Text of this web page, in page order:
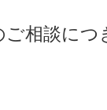
相談につ